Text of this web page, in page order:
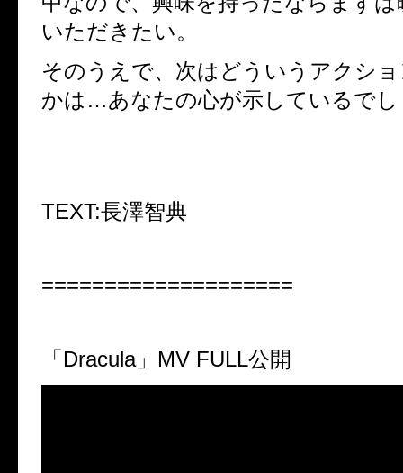
いただきたい。
そのうえで、次はどういうアクシ
かは…あなたの心が示しているでし
TEXT:長澤智典
====================
「Dracula」MV FULL公開